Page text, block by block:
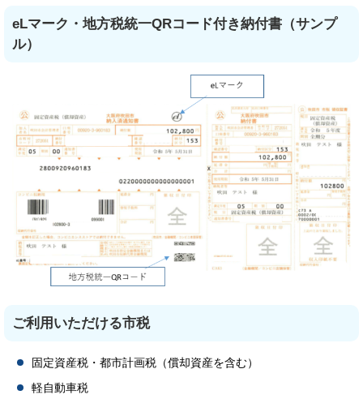
eLマーク・地方税統一QRコード付き納付書（サンプ
ル）
ご利用いただける市税
固定資産税・都市計画税（償却資産を含む）
軽自動車税